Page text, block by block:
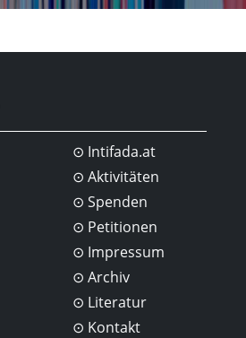
Intifada.at
Aktivitäten
Spenden
Petitionen
Impressum
Archiv
Literatur
Kontakt